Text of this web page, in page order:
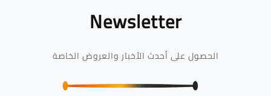
Newsletter
الحصول على أحدث الأخبار والعروض الخاصة